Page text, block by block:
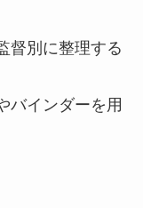
督別に整理する
バインダーを用